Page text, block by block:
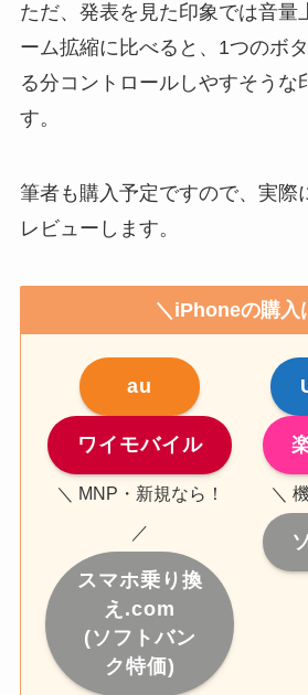
ただ、発表を見た印象では音量
ーム拡縮に比べると、1つのボ
る分コントロールしやすそうな
す。
筆者も購入予定ですので、実際
レビューします。
＼iPhoneの購入
au
ワイモバイル
＼ MNP・新規なら！
／
スマホ乗り換
え.com
(ソフトバン
ク特価)
＼